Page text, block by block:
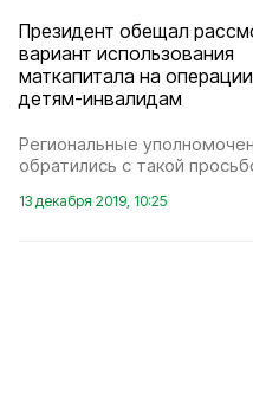
Президент обещал
вариант использования
маткапитала на операции
детям-инвалидам
Региональные
обратились с такой
13 декабря 2019, 10:25